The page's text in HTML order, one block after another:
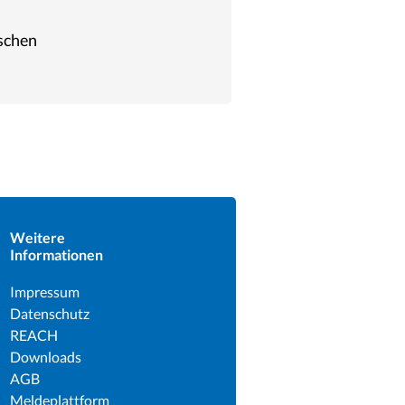
Weitere
Informationen
Impressum
Datenschutz
REACH
Downloads
AGB
Meldeplattform